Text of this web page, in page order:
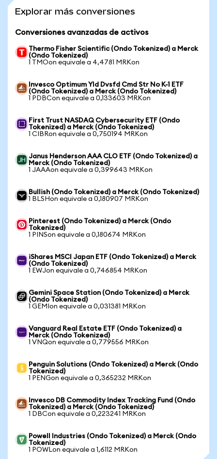
Explorar más conversiones
Conversiones avanzadas de activos
Thermo Fisher Scientific (Ondo Tokenized) a Merck
(Ondo Tokenized)
1 TMOon equivale a 4,4781 MRKon
Invesco Optimum Yld Dvsfd Cmd Str No K-1 ETF
(Ondo Tokenized) a Merck (Ondo Tokenized)
1 PDBCon equivale a 0,133603 MRKon
First Trust NASDAQ Cybersecurity ETF (Ondo
Tokenized) a Merck (Ondo Tokenized)
1 CIBRon equivale a 0,750194 MRKon
Janus Henderson AAA CLO ETF (Ondo Tokenized) a
Merck (Ondo Tokenized)
1 JAAAon equivale a 0,399643 MRKon
Bullish (Ondo Tokenized) a Merck (Ondo Tokenized)
1 BLSHon equivale a 0,180907 MRKon
Pinterest (Ondo Tokenized) a Merck (Ondo
Tokenized)
1 PINSon equivale a 0,180674 MRKon
iShares MSCI Japan ETF (Ondo Tokenized) a Merck
(Ondo Tokenized)
1 EWJon equivale a 0,746854 MRKon
Gemini Space Station (Ondo Tokenized) a Merck
(Ondo Tokenized)
1 GEMIon equivale a 0,031381 MRKon
Vanguard Real Estate ETF (Ondo Tokenized) a
Merck (Ondo Tokenized)
1 VNQon equivale a 0,779556 MRKon
Penguin Solutions (Ondo Tokenized) a Merck (Ondo
Tokenized)
1 PENGon equivale a 0,365232 MRKon
Invesco DB Commodity Index Tracking Fund (Ondo
Tokenized) a Merck (Ondo Tokenized)
1 DBCon equivale a 0,223241 MRKon
Powell Industries (Ondo Tokenized) a Merck (Ondo
Tokenized)
1 POWLon equivale a 1,6112 MRKon